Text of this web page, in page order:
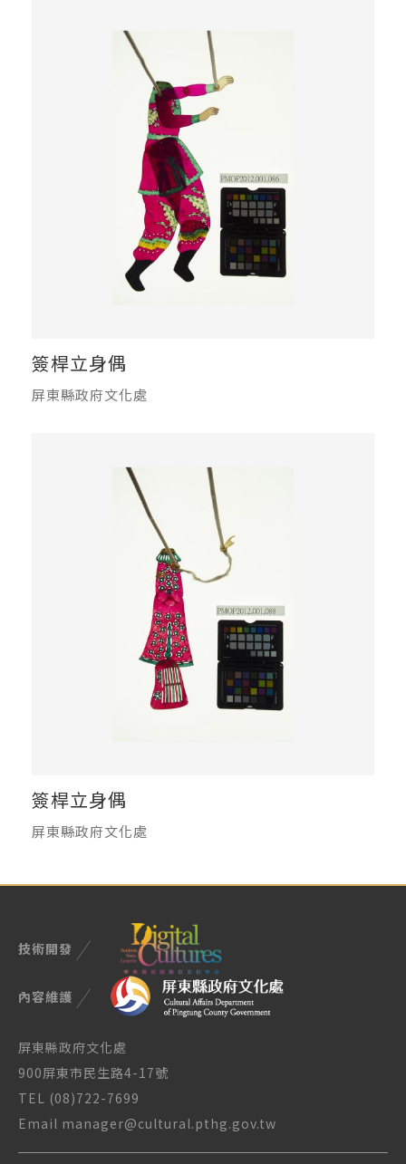
簽桿立身偶
屏東縣政府文化處
簽桿立身偶
屏東縣政府文化處
技術開發
內容維護
屏東縣政府文化處
900屏東市民生路4-17號
TEL (08)722-7699
Email manager@cultural.pthg.gov.tw